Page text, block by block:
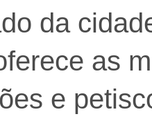
da
as
e